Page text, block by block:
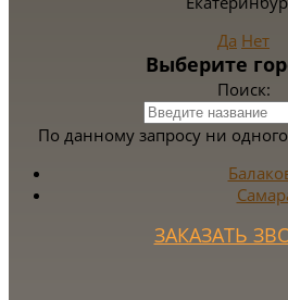
Да Нет
Выберите
Поиск:
По данному запросу ни
ЗАКАЗАТЬ